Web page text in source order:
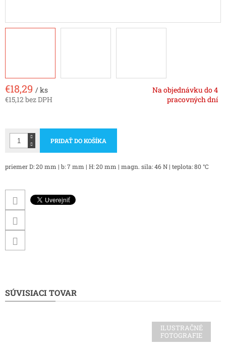
€18,29 / ks
€15,12 bez DPH
Na objednávku do 4
pracovných dní
PRIDAŤ DO KOŠÍKA
priemer D: 20 mm | b: 7 mm | H: 20 mm | magn. sila: 46 N | teplota: 80 °C
SÚVISIACI TOVAR
ILUSTRAČNÉ
FOTOGRAFIE